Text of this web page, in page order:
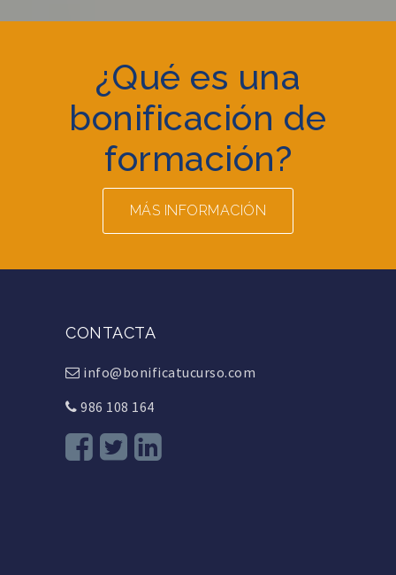
¿Qué es una
bonificación de
formación?
MÁS INFORMACIÓN
CONTACTA
info@bonificatucurso.com
986 108 164